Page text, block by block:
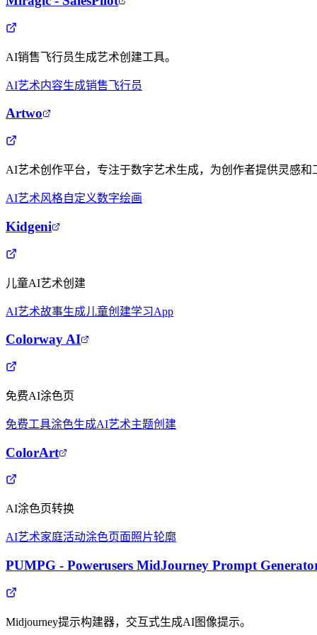
AI销售飞行员生成艺术创建工具。
AI艺术内容生成销售飞行员
Artwo
AI艺术创作平台，专注于数字艺术生成，为创作者提供灵感和
AI艺术风格自定义数字绘画
Kidgeni
儿童AI艺术创建
AI艺术故事生成儿童创建学习App
Colorway AI
免费AI涂色页
免费工具涂色生成AI艺术主题创建
ColorArt
AI涂色页转换
AI艺术家庭活动涂色页面照片轮廓
PUMPG - Powerusers MidJourney Prompt
Midjourney提示构建器，交互式生成AI图像提示。